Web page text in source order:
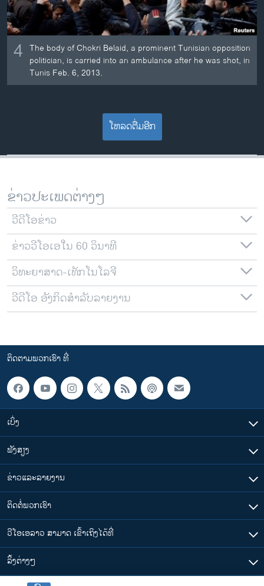
4 The body of Chokri Belaid, a prominent Tunisian opposition
politician, is carried into an ambulance after he was shot, in
Tunis Feb. 6, 2013.
ໂຫລດຕື່ມອີກ
ຂ່າວປະເພດຕ່າງໆ
ວີດີໂອຂ່າວ
ຂ່າວວີໂອເອໃນ 60 ວິນາທີ
ວິທະຍາສາດ-ເທັກໂນໂລຈີ
ວີດີໂອ ອັງກິດສຳລັບລາຍງານ
ຕິດຕາມພວກເຮົາ ທີ່
ເບິ່ງ
ຟັງສຽງ
ຂ່າວແລະລາຍງານ
ຕິດຕໍ່ພວກເຮົາ
ວີໂອເອລາວ ສາມາດ ເຂົ້າເຖິງໄດ້ທີ່
​ລິ້ງ​ຕ່າງໆ